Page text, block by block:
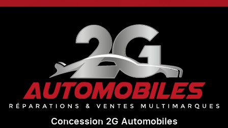
Concession 2G Automobiles